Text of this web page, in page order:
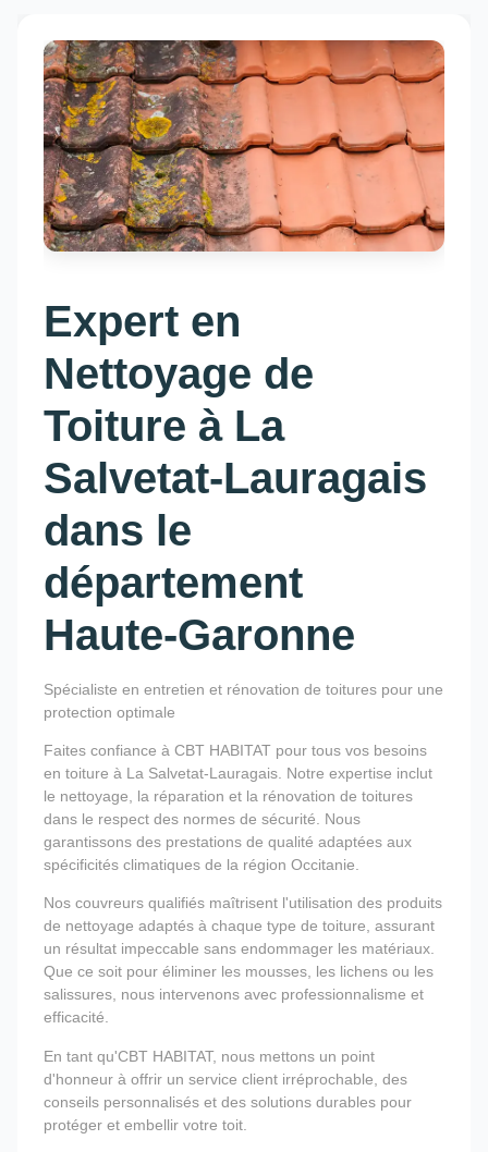
Expert en
Nettoyage de
Toiture à La
Salvetat-Lauragais
dans le
département
Haute-Garonne
Spécialiste en entretien et rénovation de toitures pour une
protection optimale
Faites confiance à CBT HABITAT pour tous vos besoins
en toiture à La Salvetat-Lauragais. Notre expertise inclut
le nettoyage, la réparation et la rénovation de toitures
dans le respect des normes de sécurité. Nous
garantissons des prestations de qualité adaptées aux
spécificités climatiques de la région Occitanie.
Nos couvreurs qualifiés maîtrisent l'utilisation des produits
de nettoyage adaptés à chaque type de toiture, assurant
un résultat impeccable sans endommager les matériaux.
Que ce soit pour éliminer les mousses, les lichens ou les
salissures, nous intervenons avec professionnalisme et
efficacité.
En tant qu'CBT HABITAT, nous mettons un point
d'honneur à offrir un service client irréprochable, des
conseils personnalisés et des solutions durables pour
protéger et embellir votre toit.